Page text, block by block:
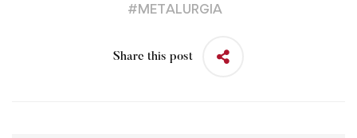
#METALURGIA
Share this post